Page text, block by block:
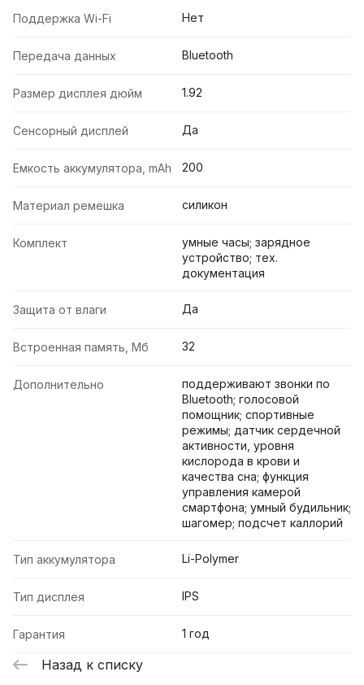
Поддержка Wi-Fi Нет
Передача данных Bluetooth
Размер дисплея дюйм 1.92
Сенсорный дисплей Да
Емкость аккумулятора, mAh 200
Материал ремешка силикон
Комплект
умные часы; зарядное
устройство; тех.
документация
Защита от влаги Да
Встроенная память, Мб 32
Дополнительно
поддерживают звонки по
Bluetooth; голосовой
помощник; спортивные
режимы; датчик сердечной
активности, уровня
кислорода в крови и
качества сна; функция
управления камерой
смартфона; умный будильник;
шагомер; подсчет каллорий
Тип аккумулятора Li-Polymer
Тип дисплея IPS
Гарантия 1 год
Назад к списку